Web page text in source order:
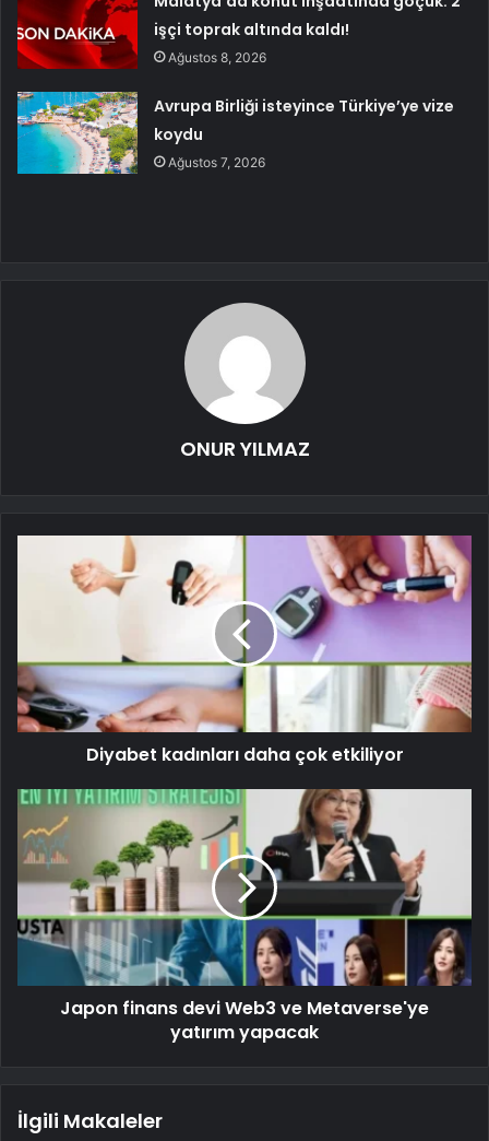
işçi toprak altında kaldı!
Ağustos 8, 2026
Avrupa Birliği isteyince Türkiye’ye vize
koydu
Ağustos 7, 2026
ONUR YILMAZ
Diyabet kadınları daha çok etkiliyor
Japon finans devi Web3 ve Metaverse'ye
yatırım yapacak
İlgili Makaleler